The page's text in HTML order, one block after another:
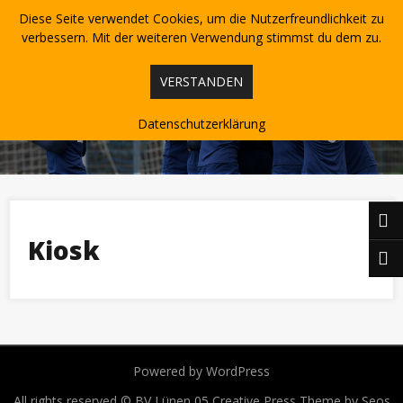
content
Kiosk
Powered by WordPress
Diese Seite verwendet Cookies, um die Nutzerfreundlichkeit zu
verbessern. Mit der weiteren Verwendung stimmst du dem zu.
VERSTANDEN
Datenschutzerklärung